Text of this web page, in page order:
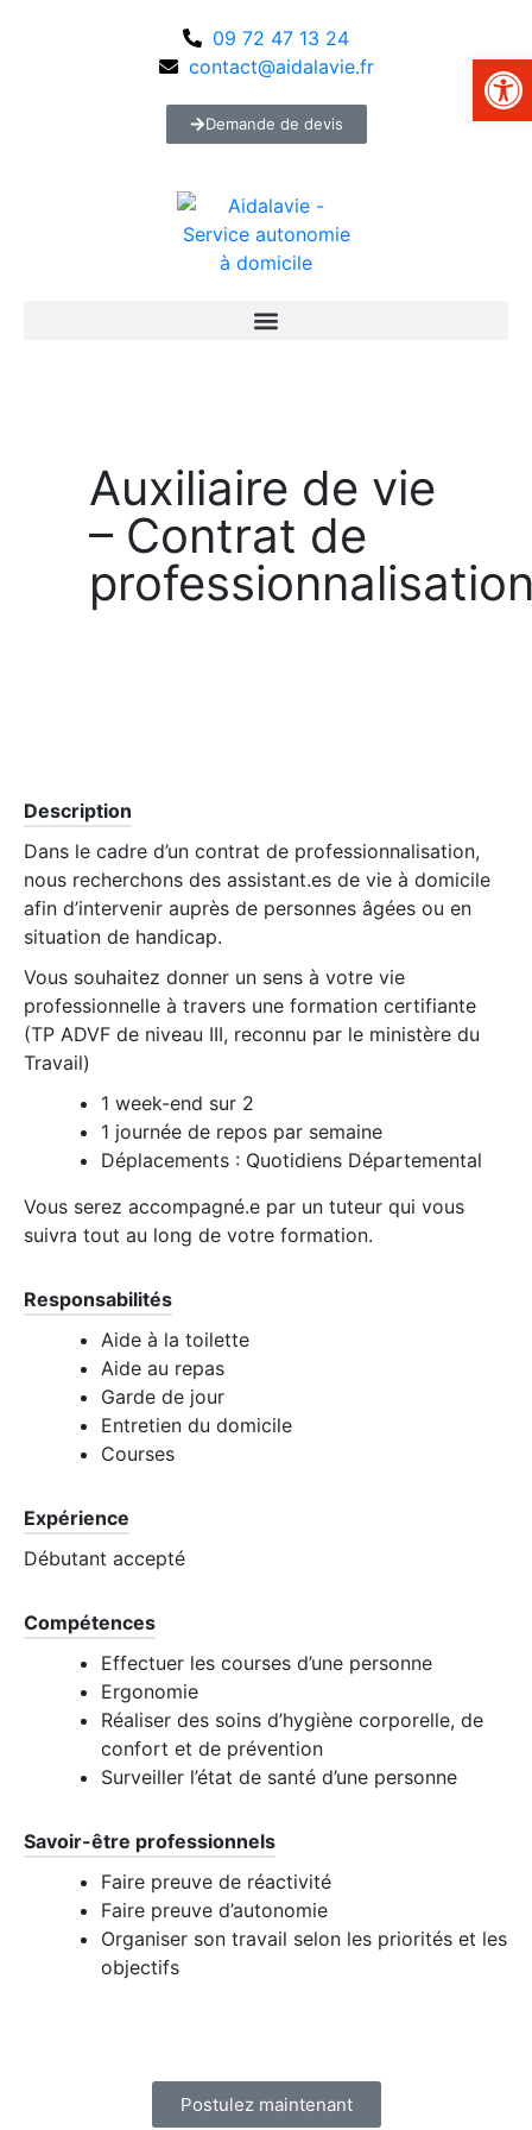
09 72 47 13 24
contact@aidalavie.fr
Demande de devis
Auxiliaire de vie
– Contrat de
Description
Dans le cadre d’un contrat de professionnalisation,
nous recherchons des assistant.es de vie à domicile
afin d’intervenir auprès de personnes âgées ou en
situation de handicap.
Vous souhaitez donner un sens à votre vie
professionnelle à travers une formation certifiante
(TP ADVF de niveau III, reconnu par le ministère du
Travail)
1 week-end sur 2
1 journée de repos par semaine
Déplacements : Quotidiens Départemental
Vous serez accompagné.e par un tuteur qui vous
suivra tout au long de votre formation.
Responsabilités
Aide à la toilette
Aide au repas
Garde de jour
Entretien du domicile
Courses
Expérience
Débutant accepté
Compétences
Effectuer les courses d’une personne
Ergonomie
Réaliser des soins d’hygiène corporelle, de
confort et de prévention
Surveiller l’état de santé d’une personne
Savoir-être professionnels
Faire preuve de réactivité
Faire preuve d’autonomie
Organiser son travail selon les priorités et les
objectifs
Postulez maintenant
Ouvrir